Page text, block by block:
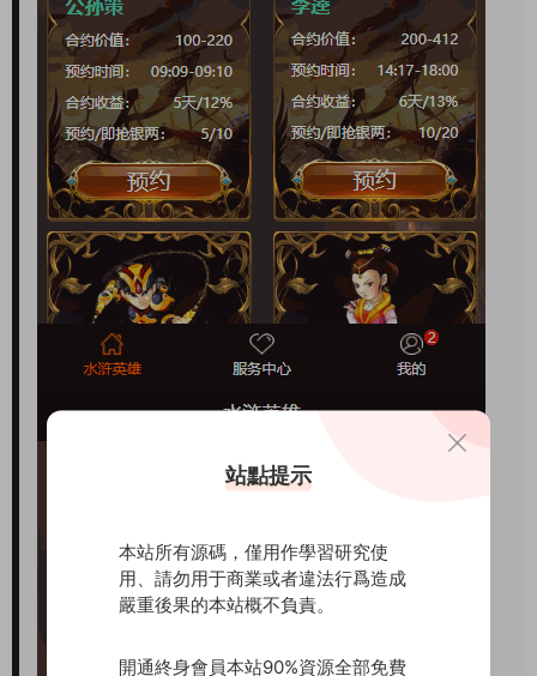
站點提示
本站所有源碼，僅用作學習研究使
用、請勿用于商業或者違法行爲造成
嚴重後果的本站概不負責。
開通終身會員本站90%資源全部免費